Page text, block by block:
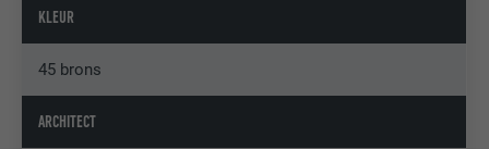
KLEUR
45 brons
ARCHITECT